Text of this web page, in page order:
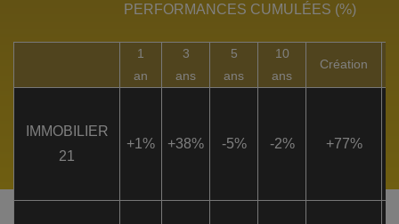
PERFORMANCES CUMULÉES (%)
1
an
3
ans
5
ans
10
ans
Création
IMMOBILIER
21
+1% +38% -5% -2% +77%